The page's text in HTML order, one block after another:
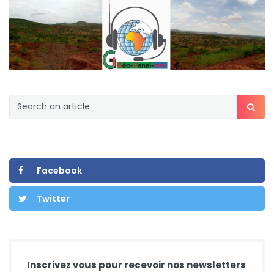
Facebook
Twitter
Inscrivez vous pour recevoir nos newsletters